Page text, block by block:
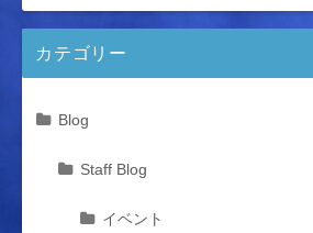
カテゴリー
Blog
Staff Blog
イベント